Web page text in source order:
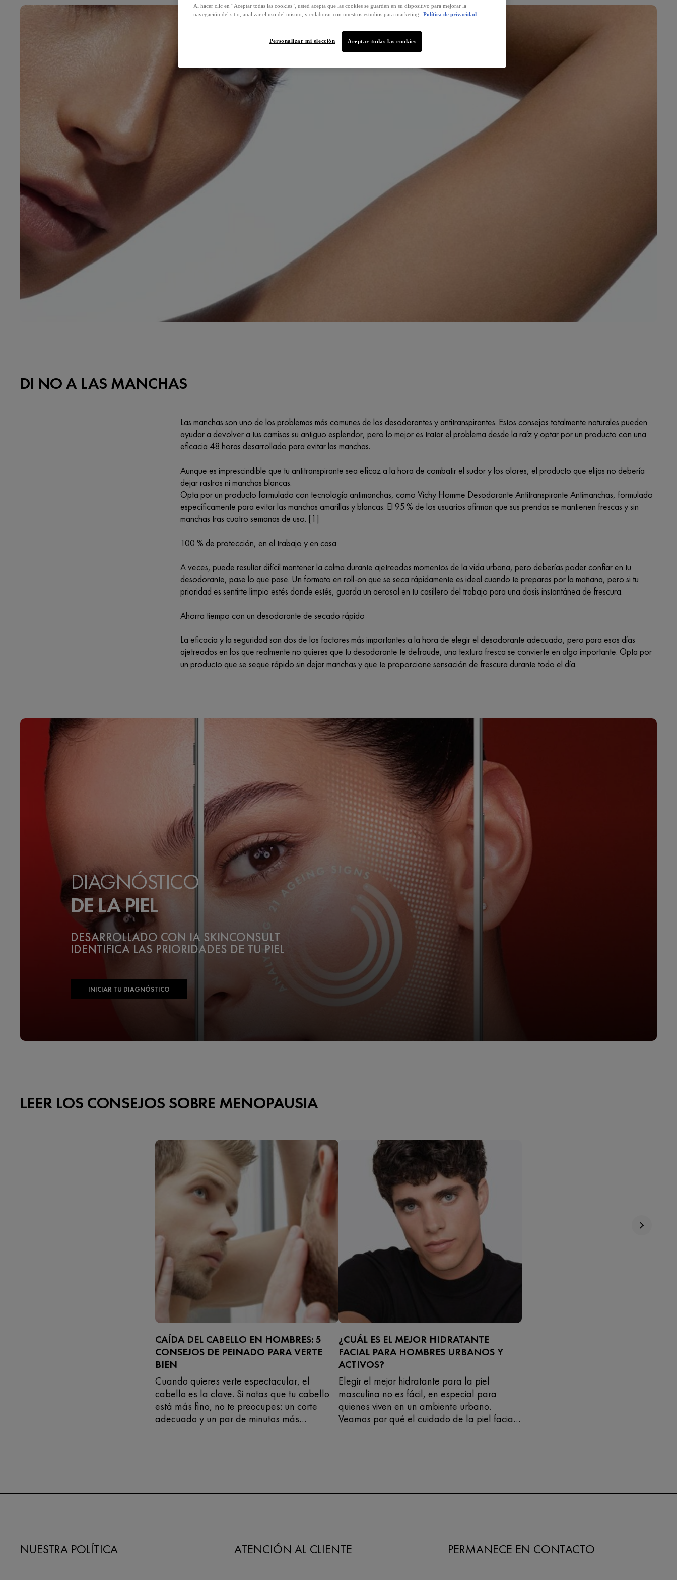
DI NO A LAS MANCHAS
Las manchas son uno de los problemas más comunes de los desodorantes y antitranspirantes. Estos consejos totalmente naturales pueden
ayudar a devolver a tus camisas su antiguo esplendor, pero lo mejor es tratar el problema desde la raíz y optar por un producto con una
eficacia 48 horas desarrollado para evitar las manchas.
Aunque es imprescindible que tu antitranspirante sea eficaz a la hora de combatir el sudor y los olores, el producto que elijas no debería
dejar rastros ni manchas blancas.
Opta por un producto formulado con tecnología antimanchas, como Vichy Homme Desodorante Antitranspirante Antimanchas, formulado
específicamente para evitar las manchas amarillas y blancas. El 95 % de los usuarios afirman que sus prendas se mantienen frescas y sin
manchas tras cuatro semanas de uso. [1]
100 % de protección, en el trabajo y en casa
A veces, puede resultar difícil mantener la calma durante ajetreados momentos de la vida urbana, pero deberías poder confiar en tu
desodorante, pase lo que pase. Un formato en roll-on que se seca rápidamente es ideal cuando te preparas por la mañana, pero si tu
prioridad es sentirte limpio estés donde estés, guarda un aerosol en tu casillero del trabajo para una dosis instantánea de frescura.
Ahorra tiempo con un desodorante de secado rápido
La eficacia y la seguridad son dos de los factores más importantes a la hora de elegir el desodorante adecuado, pero para esos días
ajetreados en los que realmente no quieres que tu desodorante te defraude, una textura fresca se convierte en algo importante. Opta por
un producto que se seque rápido sin dejar manchas y que te proporcione sensación de frescura durante todo el día.
DIAGNÓSTICO
DE LA PIEL
DESARROLLADO CON IA SKINCONSULT
IDENTIFICA LAS PRIORIDADES DE TU PIEL
INICIAR TU DIAGNÓSTICO
LEER LOS CONSEJOS SOBRE MENOPAUSIA
CAÍDA DEL CABELLO EN HOMBRES: 5
CONSEJOS DE PEINADO PARA VERTE
BIEN
Cuando quieres verte espectacular, el
cabello es la clave. Si notas que tu cabello
está más fino, no te preocupes: un corte
adecuado y un par de minutos más
¿CUÁL ES EL MEJOR HIDRATANTE
FACIAL PARA HOMBRES URBANOS Y
ACTIVOS?
Elegir el mejor hidratante para la piel
masculina no es fácil, en especial para
quienes viven en un ambiente urbano.
Veamos por qué el cuidado de la piel facial
NUESTRA POLÍTICA ATENCIÓN AL CLIENTE PERMANECE EN CONTACTO
Al hacer clic en “Aceptar todas las cookies”, usted acepta que las cookies se guarden en su dispositivo para mejorar la
navegación del sitio, analizar el uso del mismo, y colaborar con nuestros estudios para marketing.
Política de privacidad
Personalizar mi elección Aceptar todas las cookies